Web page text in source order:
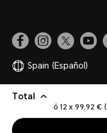
Total
ó 12 x 99,92 €
Spain (Español)
Mapa del sitio
Política de cookies
Copyright ©HONOR 2017-